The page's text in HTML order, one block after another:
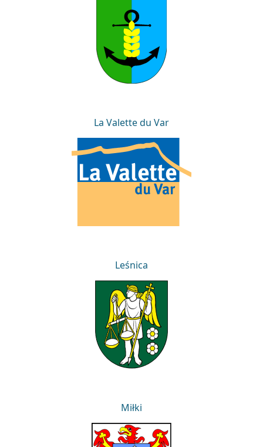
La Valette du Var
Leśnica
Leśnica
Miłki
Miłki